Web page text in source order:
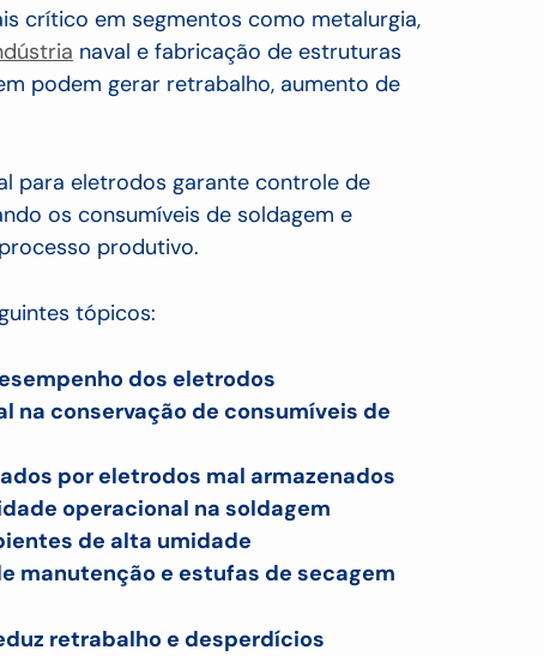
crítico em segmentos como metalurgia,
naval e fabricação de estruturas
podem gerar retrabalho, aumento de
para eletrodos garante controle de
os consumíveis de soldagem e
produtivo.
tópicos:
dos eletrodos
na conservação de consumíveis de
por eletrodos mal armazenados
operacional na soldagem
de alta umidade
manutenção e estufas de secagem
retrabalho e desperdícios